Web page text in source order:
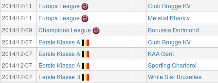
2014/12/11
Europa League
Club Brugge KV
2014/12/11
Europa League
Metalist Kharkiv
2014/12/09
Champions League
Borussia Dortmund
2014/12/07
Eerste Klasse A
Club Brugge KV
2014/12/07
Eerste Klasse A
KAA Gent
2014/12/07
Eerste Klasse A
Sporting Charleroi
2014/12/07
Eerste Klasse B
White Star Bruxelles